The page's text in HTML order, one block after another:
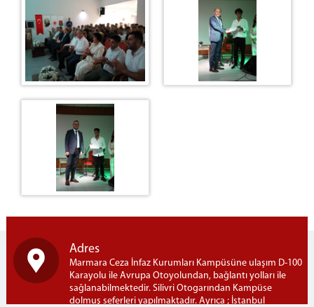
Fotoğraf Stüdyosu
Fırın
Satış Mağazası
Kademe(Oto Bakım Onarım)
İnşaat ve Metal Birimi
Mobilya
Restoran Menümüz
Duruşma Salonu Fiyat Listesi
Mantar Üretim Tesisi
Alış Veriş Merkezi & Kafeterya
Çiğ Köfte
Adres
Marmara Ceza İnfaz Kurumları Kampüsüne ulaşım D-100
Karayolu ile Avrupa Otoyolundan, bağlantı yolları ile
sağlanabilmektedir. Silivri Otogarından Kampüse
dolmuş seferleri yapılmaktadır. Ayrıca ; İstanbul